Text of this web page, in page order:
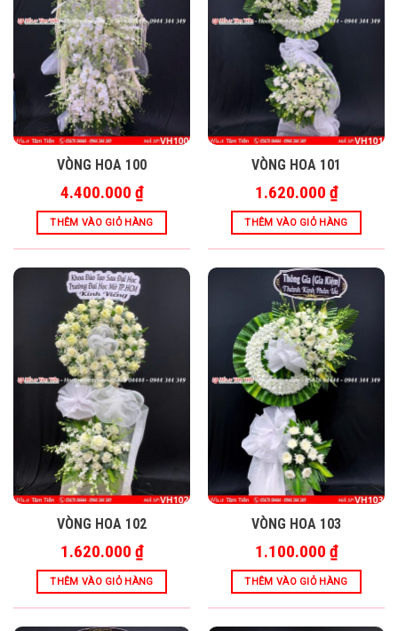
VÒNG HOA 100
4.400.000 ₫
THÊM VÀO GIỎ HÀNG
VÒNG HOA 101
1.620.000 ₫
THÊM VÀO GIỎ HÀNG
VÒNG HOA 102
1.620.000 ₫
THÊM VÀO GIỎ HÀNG
VÒNG HOA 103
1.100.000 ₫
THÊM VÀO GIỎ HÀNG